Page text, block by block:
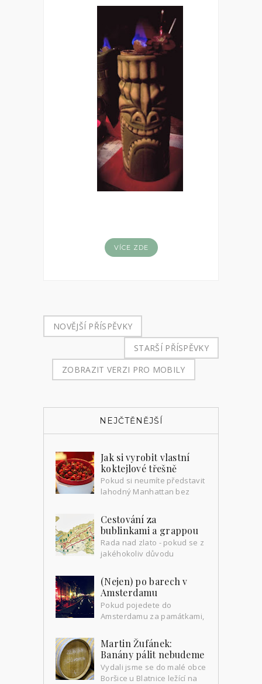
VÍCE ZDE
NOVĚJŠÍ PŘÍSPĚVKY
STARŠÍ PŘÍSPĚVKY
ZOBRAZIT VERZI PRO MOBILY
NEJČTĚNĚJŠÍ
Jak si vyrobit vlastní
koktejlové třešně
Pokud si neumíte představit
lahodný Manhattan bez
koktejlové třešničky, asi vás už párkrát
napadlo proč je kupovat a ...
Cestování za
bublinkami a grappou
Rada nad zlato - pokud se z
jakéhokoliv důvodu
po menších městech, vyzbrojte se aspoň
základem jejich jazyka. J...
(Nejen) po barech v
Amsterdamu
Pokud pojedete do
Amsterdamu za památkami,
jídlem nezapomeňte k tomu přidat i
bary. Dobré bary se začínají rojit v...
Martin Žufánek:
Banány pálit nebudeme
Vydali jsme se do malé obce
Boršice u Blatnice ležící na